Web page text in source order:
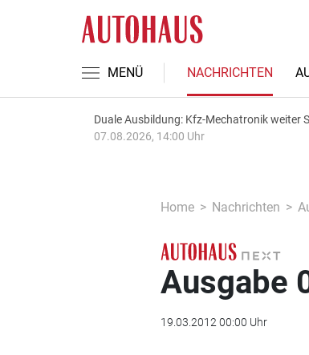
MENÜ NACHRICHTEN
Duale Ausbildung: Kfz-Mechatronik weiter
07.08.2026, 14:00 Uhr
Home Nachrichten
Ausgabe
19.03.2012 00:00 Uhr